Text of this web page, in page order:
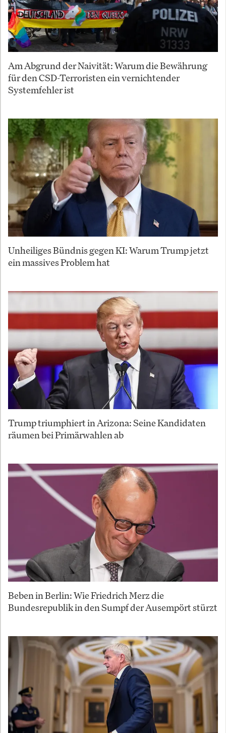
Am Abgrund der Naivität: Warum die Bewährung
für den CSD-Terroristen ein vernichtender
Systemfehler ist
Unheiliges Bündnis gegen KI: Warum Trump jetzt
ein massives Problem hat
Trump triumphiert in Arizona: Seine Kandidaten
räumen bei Primärwahlen ab
Beben in Berlin: Wie Friedrich Merz die
Bundesrepublik in den Sumpf der Ausempört stürzt